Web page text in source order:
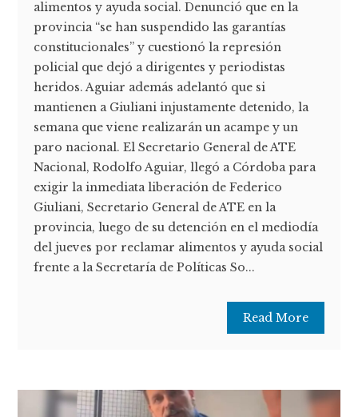
alimentos y ayuda social. Denunció que en la
provincia “se han suspendido las garantías
constitucionales” y cuestionó la represión
policial que dejó a dirigentes y periodistas
heridos. Aguiar además adelantó que si
mantienen a Giuliani injustamente detenido, la
semana que viene realizarán un acampe y un
paro nacional. El Secretario General de ATE
Nacional, Rodolfo Aguiar, llegó a Córdoba para
exigir la inmediata liberación de Federico
Giuliani, Secretario General de ATE en la
provincia, luego de su detención en el mediodía
del jueves por reclamar alimentos y ayuda social
frente a la Secretaría de Políticas So...
Read More